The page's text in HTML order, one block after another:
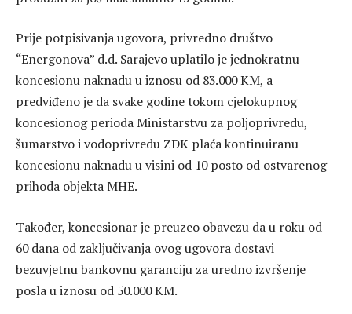
Prije potpisivanja ugovora, privredno društvo
“Energonova” d.d. Sarajevo uplatilo je jednokratnu
koncesionu naknadu u iznosu od 83.000 KM, a
predviđeno je da svake godine tokom cjelokupnog
koncesionog perioda Ministarstvu za poljoprivredu,
šumarstvo i vodoprivredu ZDK plaća kontinuiranu
koncesionu naknadu u visini od 10 posto od ostvarenog
prihoda objekta MHE.
Također, koncesionar je preuzeo obavezu da u roku od
60 dana od zaključivanja ovog ugovora dostavi
bezuvjetnu bankovnu garanciju za uredno izvršenje
posla u iznosu od 50.000 KM.